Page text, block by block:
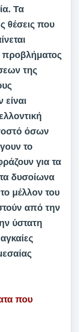
Τα
θέσεις που
προβλήματος
της
είναι
όσων
το
για τα
δυσοίωνα
μέλλον του
από την
ύστατη
που